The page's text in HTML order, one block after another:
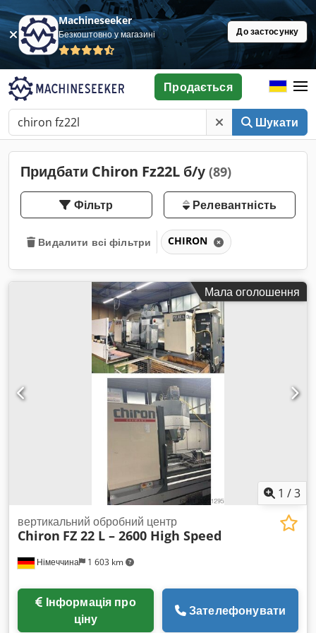
Machineseeker
Безкоштовно у магазині До застосунку
Шукати
Продається
Придбати Chiron Fz22L б/у (89)
Фільтр Релевантність
Видалити всі фільтри CHIRON
Мала оголошення
1 /3
Німеччина 1 603 km
вертикальний обробний центр
Chiron FZ 22 L – 2600 High Speed
ціну
Зателефонувати